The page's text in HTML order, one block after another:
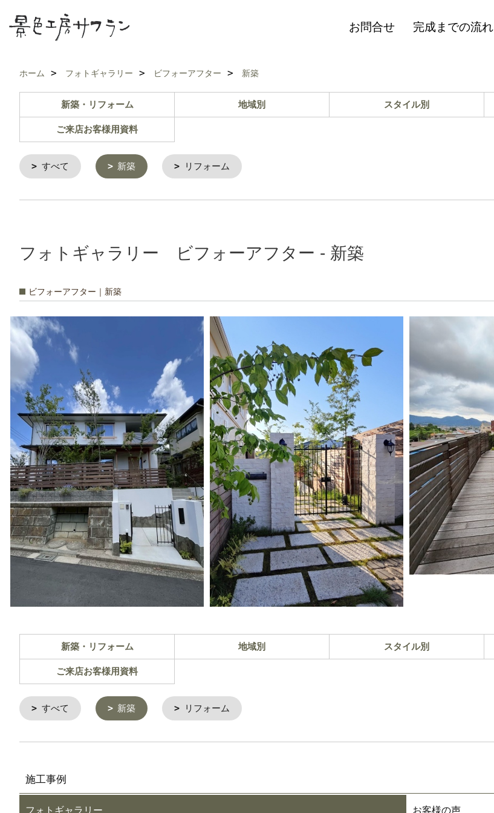
お問合せ 完成までの流れ
ホーム フォトギャラリー ビフォーアフター 新築
新築・リフォーム 地域別 スタイル別
ご来店お客様用資料
すべて 新築 リフォーム
フォトギャラリー ビフォーアフター - 新築
ビフォーアフター｜新築
新築・リフォーム 地域別 スタイル別
ご来店お客様用資料
すべて 新築 リフォーム
施工事例
フォトギャラリー お客様の声